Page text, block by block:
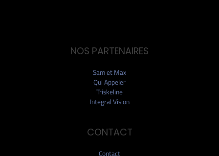
NOS PARTENAIRES
Sam et Max
Qui Appeler
Triskeline
Integral Vision
CONTACT